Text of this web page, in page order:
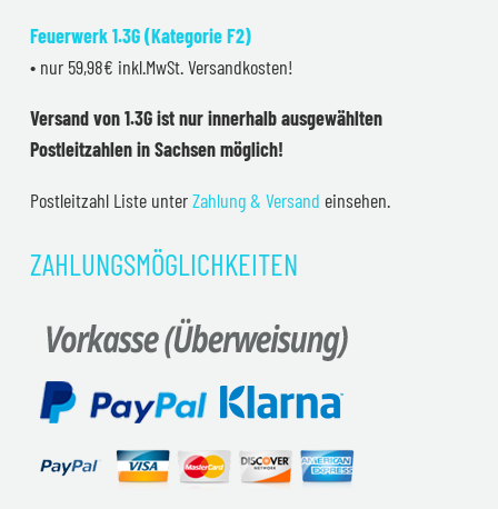
Feuerwerk 1.3G (Kategorie F2)
• nur 59,98€ inkl.MwSt. Versandkosten!
Versand von 1.3G ist nur innerhalb ausgewählten
Postleitzahlen in Sachsen möglich!
Postleitzahl Liste unterZahlung & Versand einsehen.
ZAHLUNGSMÖGLICHKEITEN